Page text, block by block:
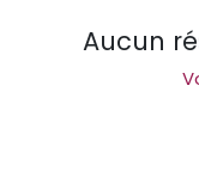
Aucun